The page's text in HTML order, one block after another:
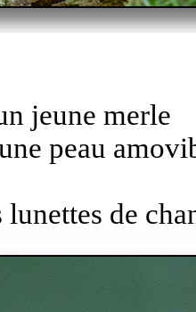
jeune merle
peau
de